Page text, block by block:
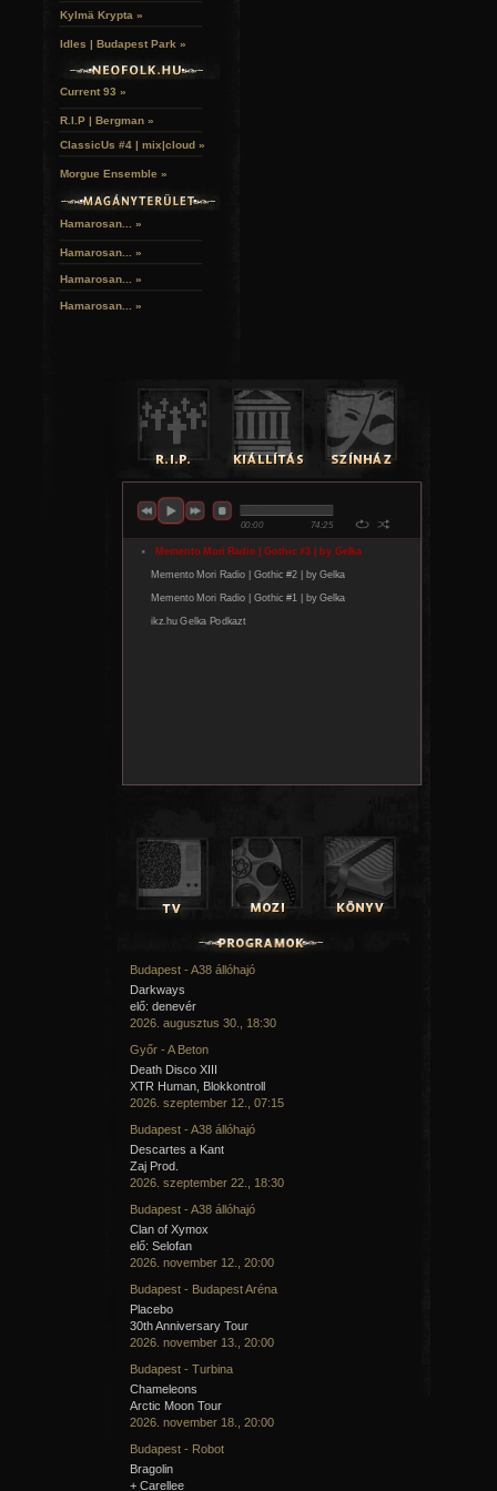
Kylmä Krypta »
Idles | Budapest Park »
Current 93 »
R.I.P | Bergman »
ClassicUs #4 | mix|cloud »
Morgue Ensemble »
Hamarosan... »
Hamarosan... »
Hamarosan... »
Hamarosan... »
Budapest - A38 állóhajó
Darkways
elő: denevér
2026. augusztus 30., 18:30
Győr - A Beton
Death Disco XIII
XTR Human, Blokkontroll
2026. szeptember 12., 07:15
Budapest - A38 állóhajó
Descartes a Kant
Zaj Prod.
2026. szeptember 22., 18:30
Budapest - A38 állóhajó
Clan of Xymox
elő: Selofan
2026. november 12., 20:00
Budapest - Budapest Aréna
Placebo
30th Anniversary Tour
2026. november 13., 20:00
Budapest - Turbina
Chameleons
Arctic Moon Tour
2026. november 18., 20:00
Budapest - Robot
Bragolin
+ Carellee